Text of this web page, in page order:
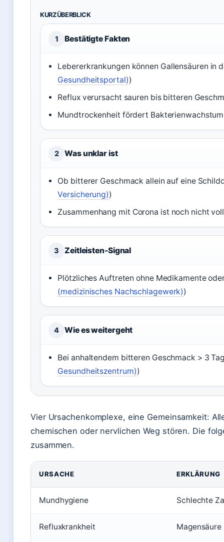
KURZÜBERBLICK
1 Bestätigte Fakten
Lebererkrankungen können Gallensäuren in
Gesundheitsportal))
Reflux verursacht sauren bis bitteren
Mundtrockenheit fördert
2 Was unklar ist
Ob bitterer Geschmack allein auf eine
Versicherung))
Zusammenhang mit Corona ist noch nicht
3 Zeitleisten-Signal
Plötzliches Auftreten ohne Medikamente
(medizinisches Nachschlagewerk))
4 Wie es weitergeht
Bei anhaltendem bitteren Geschmack > 3
Gesundheitszentrum))
Vier Ursachenkomplexe, eine Gemeinsamkeit:
chemischen oder nervlichen Weg stören. Die
zusammen.
URSACHE ERKLÄRUNG
Mundhygiene Schlechte
Refluxkrankheit